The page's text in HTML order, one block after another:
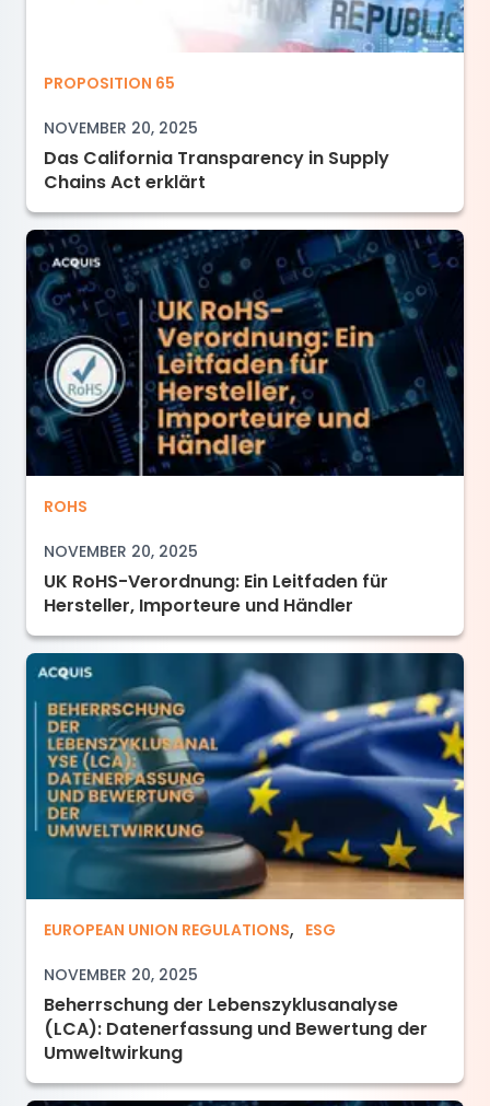
Das California Transparency in Supply
PROPOSITION 65
NOVEMBER 20, 2025
Das California Transparency in Supply
Chains Act erklärt
UK RoHS-Verordnung: Ein Leitfaden für
ROHS
NOVEMBER 20, 2025
UK RoHS-Verordnung: Ein Leitfaden für
Hersteller, Importeure und Händler
Beherrschung der Lebenszyklusanalyse
EUROPEAN UNION REGULATIONS, ESG
NOVEMBER 20, 2025
Beherrschung der Lebenszyklusanalyse
(LCA): Datenerfassung und Bewertung der
Umweltwirkung